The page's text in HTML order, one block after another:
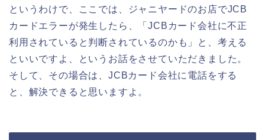
というわけで、ここでは、ジャニヤードのお店でJCB
カードエラーが発生したら、「JCBカード会社に不正
利用されていると判断されているのかも」と、考える
といいですよ、というお話をさせていただきました。
そして、その場合は、JCBカード会社に電話をする
と、解決できると思いますよ。